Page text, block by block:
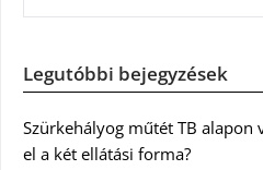
Legutóbbi bejegyzések
Szürkehályog műtét TB
el a két ellátási forma?